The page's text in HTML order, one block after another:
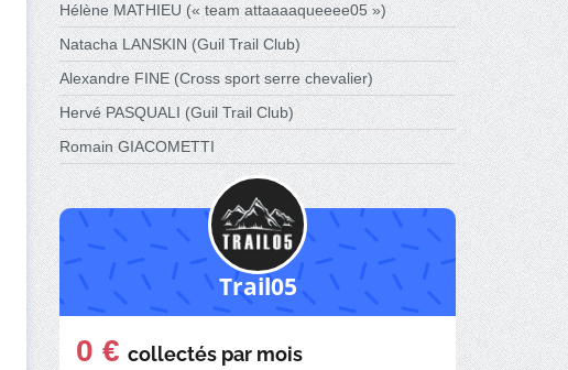
Hélène MATHIEU (« team attaaaaqueeee05 »)
Natacha LANSKIN (Guil Trail Club)
Alexandre FINE (Cross sport serre chevalier)
Hervé PASQUALI (Guil Trail Club)
Romain GIACOMETTI
Trail05
0 € collectés par mois